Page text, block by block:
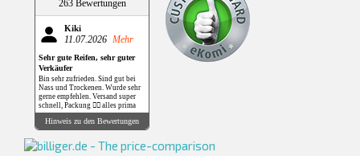
263 Bewertungen
Kiki
11.07.2026 Mehr
Sehr gute Reifen, sehr guter
Verkäufer
Bin sehr zufrieden. Sind gut bei
Nass und Trockenen. Wurde sehr
gerne empfehlen. Versand super
schnell, Packung 👌🏻 alles prima
Hinweis zu den Bewertungen